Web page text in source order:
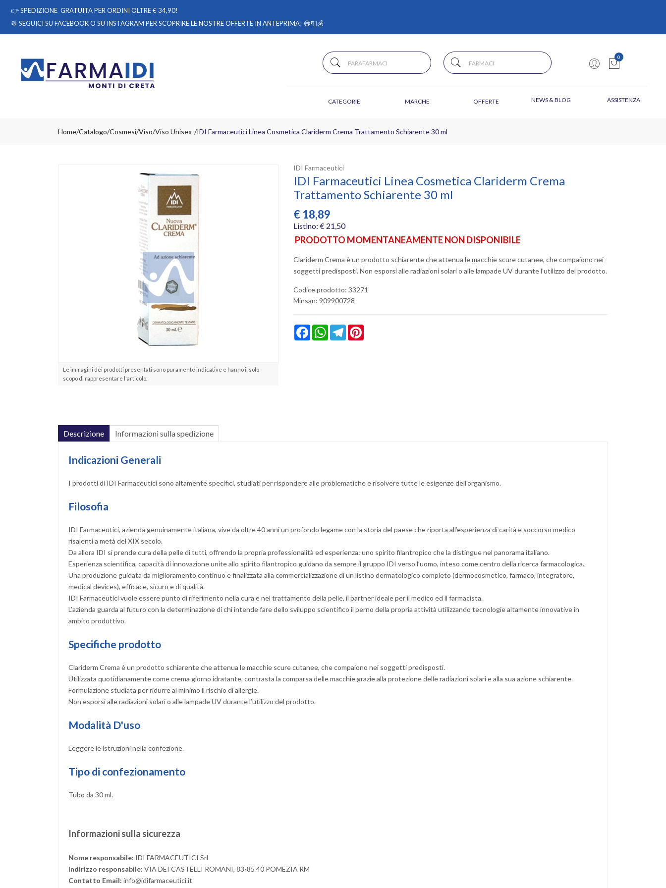
👉SPEDIZIONE GRATUITA PER ORDINI OLTRE € 34,90!
🥁 SEGUICI SU FACEBOOKO SU INSTAGRAM PER SCOPRIRE LE NOSTRE OFFERTE IN ANTEPRIMA! 😄📮💰
0
CATEGORIE MARCHE OFFERTE NEWS & BLOG ASSISTENZA
Home Catalogo/Cosmesi/Viso/Viso Unisex IDI Farmaceutici Linea Cosmetica Clariderm Crema Trattamento Schiarente 30 ml
Le immagini dei prodotti presentati sono puramente indicative e hanno il solo
scopo di rappresentare l'articolo.
IDI Farmaceutici
IDI Farmaceutici Linea Cosmetica Clariderm Crema
Trattamento Schiarente 30 ml
€ 18,89
Listino: € 21,50
PRODOTTO MOMENTANEAMENTE NON DISPONIBILE
Clariderm Crema è un prodotto schiarente che attenua le macchie scure cutanee, che compaiono nei
soggetti predisposti. Non esporsi alle radiazioni solari o alle lampade UV durante l’utilizzo del prodotto.
Codice prodotto: 33271
Minsan: 909900728
FacebookWhatsAppTelegram
Descrizione Informazioni sulla spedizione
Indicazioni Generali
I prodotti di IDI Farmaceutici sono altamente specifici, studiati per rispondere alle problematiche e risolvere tutte le esigenze dell'organismo.
Filosofia
IDI Farmaceutici, azienda genuinamente italiana, vive da oltre 40 anni un profondo legame con la storia del paese che riporta all’esperienza di carità e soccorso medico
risalenti a metà del XIX secolo.
Da allora IDI si prende cura della pelle di tutti, offrendo la propria professionalità ed esperienza: uno spirito filantropico che la distingue nel panorama italiano.
Esperienza scientifica, capacità di innovazione unite allo spirito filantropico guidano da sempre il gruppo IDI verso l’uomo, inteso come centro della ricerca farmacologica.
Una produzione guidata da miglioramento continuo e finalizzata alla commercializzazione di un listino dermatologico completo (dermocosmetico, farmaco, integratore,
medical devices), efficace, sicuro e di qualità.
IDI Farmaceutici vuole essere punto di riferimento nella cura e nel trattamento della pelle, il partner ideale per il medico ed il farmacista.
L’azienda guarda al futuro con la determinazione di chi intende fare dello sviluppo scientifico il perno della propria attività utilizzando tecnologie altamente innovative in
ambito produttivo.
Specifiche prodotto
Clariderm Crema è un prodotto schiarente che attenua le macchie scure cutanee, che compaiono nei soggetti predisposti.
Utilizzata quotidianamente come crema giorno idratante, contrasta la comparsa delle macchie grazie alla protezione delle radiazioni solari e alla sua azione schiarente.
Formulazione studiata per ridurre al minimo il rischio di allergie.
Non esporsi alle radiazioni solari o alle lampade UV durante l’utilizzo del prodotto.
Modalità D'uso
Leggere le istruzioni nella confezione.
Tipo di confezionamento
Tubo da 30 ml.
Informazioni sulla sicurezza
Nome responsabile: IDI FARMACEUTICI Srl
Indirizzo responsabile: VIA DEI CASTELLI ROMANI, 83-85 40 POMEZIA RM
Contatto Email: info@idifarmaceutici.it